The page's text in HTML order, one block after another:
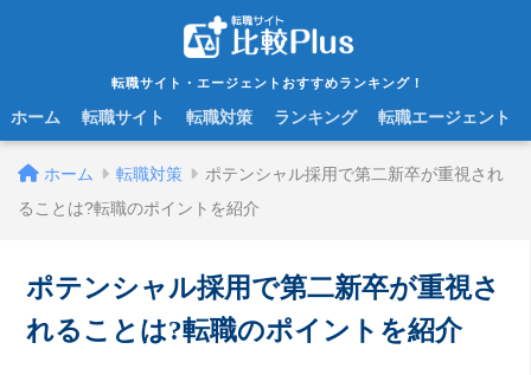
転職サイト・エージェントおすすめランキング！
ホーム 転職サイト 転職対策 ランキング 転職エージェント
ホーム 転職対策
ポテンシャル採用で第二新卒が重視され
ることは?転職のポイントを紹介
ポテンシャル採用で第二新卒が重視さ
れることは?転職のポイントを紹介